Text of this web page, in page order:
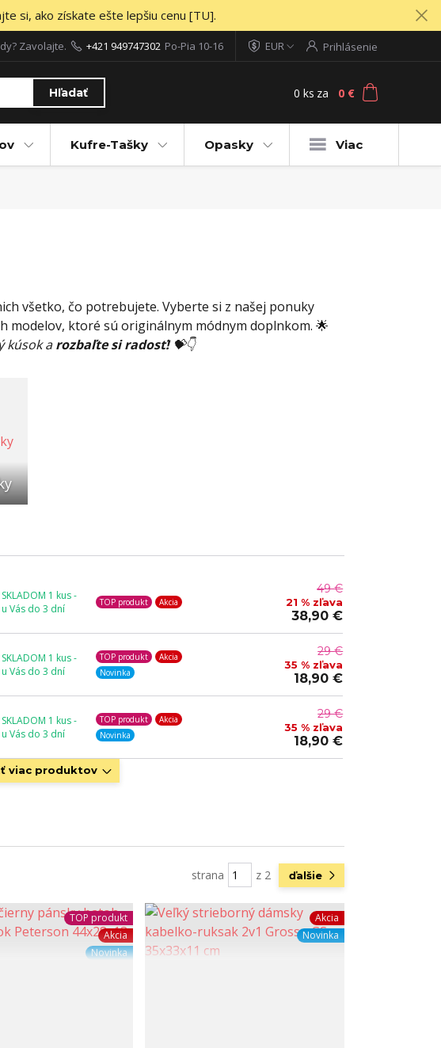
si, ako získate ešte lepšiu cenu [TU].
EUR Prihlásenie
Hľadať
Zavolajte. +421 949747302 Po-Pia 10-16
0 ks za 0 €
Kufre-Tašky Opasky Viac
všetko, čo potrebujete. Vyberte si z našej ponuky
modelov, ktoré sú originálnym módnym doplnkom. 🌟
kúsok arozbaľte si radosť!💝👇
SKLADOM 1 kus -
u Vás do 3 dní
TOP produkt Akcia
49 €
21 % zľava
38,90 €
SKLADOM 1 kus -
u Vás do 3 dní
TOP produkt
Akcia
Novinka
29 €
35 % zľava
18,90 €
SKLADOM 1 kus -
u Vás do 3 dní
TOP produkt
Akcia
Novinka
29 €
35 % zľava
18,90 €
viac produktov
strana z 2 ďalšie
TOP produkt
Akcia
Novinka
Akcia
Novinka